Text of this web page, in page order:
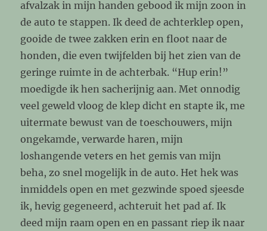
afvalzak in mijn handen gebood ik mijn zoon in
de auto te stappen. Ik deed de achterklep open,
gooide de twee zakken erin en floot naar de
honden, die even twijfelden bij het zien van de
geringe ruimte in de achterbak. “Hup erin!”
moedigde ik hen sacherijnig aan. Met onnodig
veel geweld vloog de klep dicht en stapte ik, me
uitermate bewust van de toeschouwers, mijn
ongekamde, verwarde haren, mijn
loshangende veters en het gemis van mijn
beha, zo snel mogelijk in de auto. Het hek was
inmiddels open en met gezwinde spoed sjeesde
ik, hevig gegeneerd, achteruit het pad af. Ik
deed mijn raam open en en passant riep ik naar